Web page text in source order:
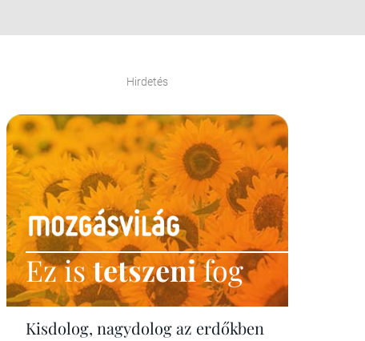
Hirdetés
Ez istetszenifog
Kisdolog, nagydolog az erdőkben